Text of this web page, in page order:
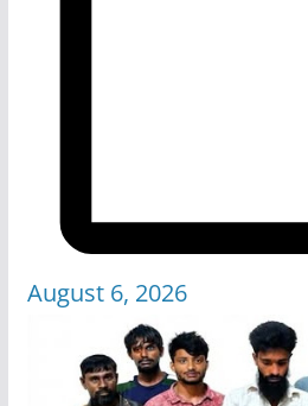
August 6, 2026